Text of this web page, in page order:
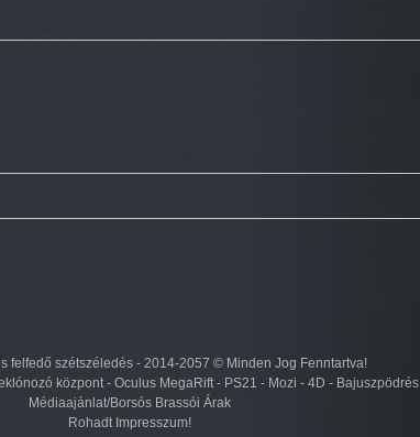
felfedő szétszéledés - 2014-2057 © Minden Jog Fenntartva!
központ - Oculus MegaRift - PS21 - Mozi - 4D - Bajuszpödrés
Médiaajánlat/Borsós Brassói Árak
Rohadt Impresszum!